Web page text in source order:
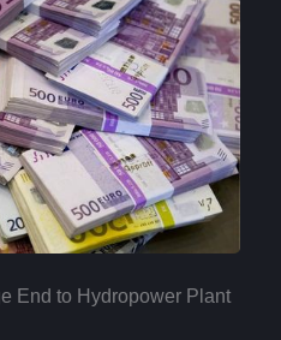
End to Hydropower Plant